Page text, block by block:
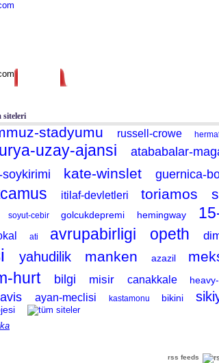
siteleri
stadyumu russell-crowe
uzay-ajansi atababalar-
kate-winslet guernica-
itilaf-devletleri toriamos
soyut-cebir golcukdepremi hemingway
ati avrupabirligi opeth
yahudilik manken azazil
hurt bilgi misir canakkale
ayan-meclisi kastamonu bikini
rss feeds